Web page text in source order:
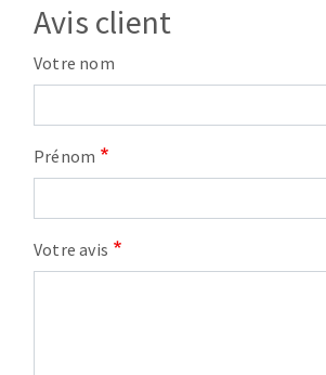
Avis client
Votre nom
Prénom
Votre avis